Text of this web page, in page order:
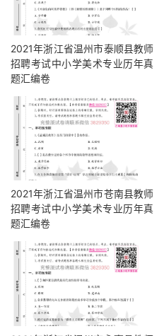
2021年浙江省温州市泰顺县教师
招聘考试中小学美术专业历年真
题汇编卷
2021年浙江省温州市苍南县教师
招聘考试中小学美术专业历年真
题汇编卷